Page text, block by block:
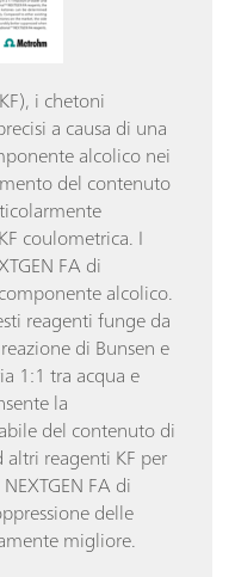
i chetoni
a causa di una
alcolico nei
del contenuto
coulometrica. I
FA di
alcolico.
reagenti funge da
di Bunsen e
1:1 tra acqua e
la
del contenuto di
reagenti KF per
FA di
delle
migliore.